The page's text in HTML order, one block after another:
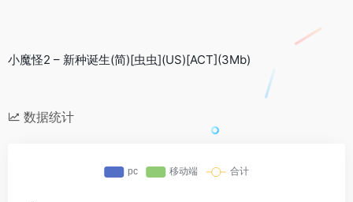
小魔怪2 – 新种诞生(简)[虫虫](US)[ACT](3Mb)
数据统计